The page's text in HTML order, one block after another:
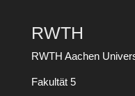
RWTH
RWTH Aachen
Fakultät 5